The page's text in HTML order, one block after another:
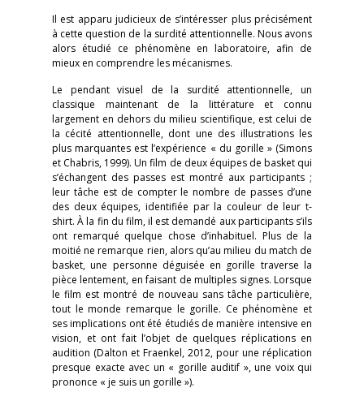
Il est apparu judicieux de s’intéresser plus précisément
à cette question de la surdité attentionnelle. Nous avons
alors étudié ce phénomène en laboratoire, afin de
mieux en comprendre les mécanismes.
Le pendant visuel de la surdité attentionnelle, un
classique maintenant de la littérature et connu
largement en dehors du milieu scientifique, est celui de
la cécité attentionnelle, dont une des illustrations les
plus marquantes est l’expérience « du gorille » (Simons
et Chabris, 1999). Un film de deux équipes de basket qui
s’échangent des passes est montré aux participants ;
leur tâche est de compter le nombre de passes d’une
des deux équipes, identifiée par la couleur de leur t-
shirt. À la fin du film, il est demandé aux participants s’ils
ont remarqué quelque chose d’inhabituel. Plus de la
moitié ne remarque rien, alors qu’au milieu du match de
basket, une personne déguisée en gorille traverse la
pièce lentement, en faisant de multiples signes. Lorsque
le film est montré de nouveau sans tâche particulière,
tout le monde remarque le gorille. Ce phénomène et
ses implications ont été étudiés de manière intensive en
vision, et ont fait l’objet de quelques réplications en
audition (Dalton et Fraenkel, 2012, pour une réplication
presque exacte avec un « gorille auditif », une voix qui
prononce « je suis un gorille »).